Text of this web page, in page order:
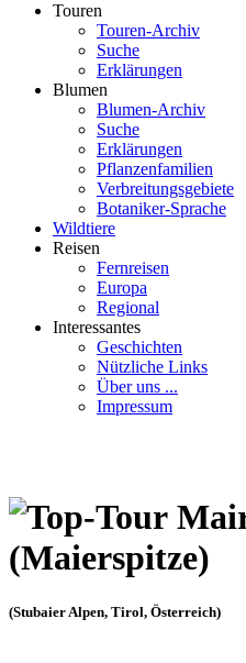
Touren
Touren-Archiv
Suche
Erklärungen
Blumen
Blumen-Archiv
Suche
Erklärungen
Pflanzenfamilien
Verbreitungsgebiete
Botaniker-Sprache
Wildtiere
Reisen
Fernreisen
Europa
Regional
Interessantes
Geschichten
Nützliche Links
Über uns ...
Impressum
(Maierspitze)
(Stubaier Alpen, Tirol, Österreich)